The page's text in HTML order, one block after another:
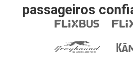
passageiros